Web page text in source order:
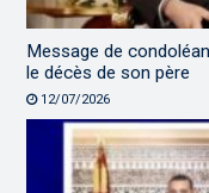
Message de
le décès de son père
12/07/2026